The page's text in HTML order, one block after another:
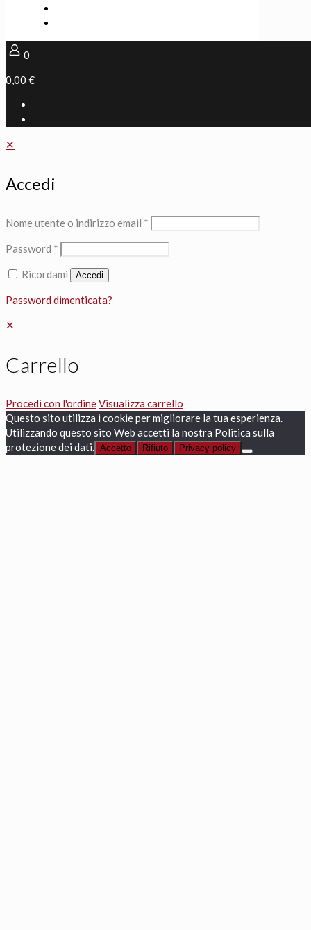
0
0,00 €
✕
Accedi
Nome utente o indirizzo email *
Password *
Ricordami Accedi
Password dimenticata?
✕
Carrello
Procedi con l'ordineVisualizza carrello
Questo sito utilizza i cookie per migliorare la tua esperienza.
Utilizzando questo sito Web accetti la nostra Politica sulla
protezione dei dati. Accetto Rifiuto Privacy policy